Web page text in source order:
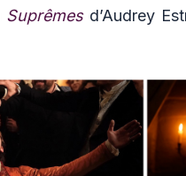
Suprêmes d’Audrey